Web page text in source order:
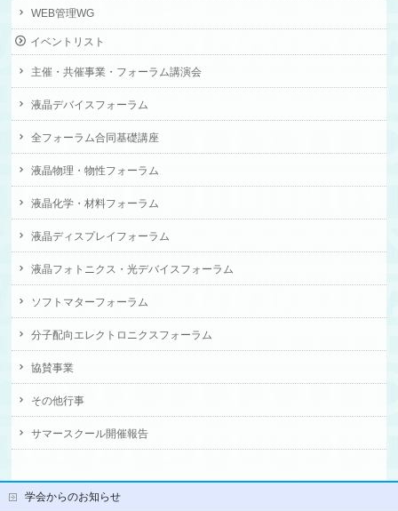
WEB管理WG
イベントリスト
主催・共催事業・フォーラム講演会
液晶デバイスフォーラム
全フォーラム合同基礎講座
液晶物理・物性フォーラム
液晶化学・材料フォーラム
液晶ディスプレイフォーラム
液晶フォトニクス・光デバイスフォーラム
ソフトマターフォーラム
分子配向エレクトロニクスフォーラム
協賛事業
その他行事
サマースクール開催報告
学会からのお知らせ